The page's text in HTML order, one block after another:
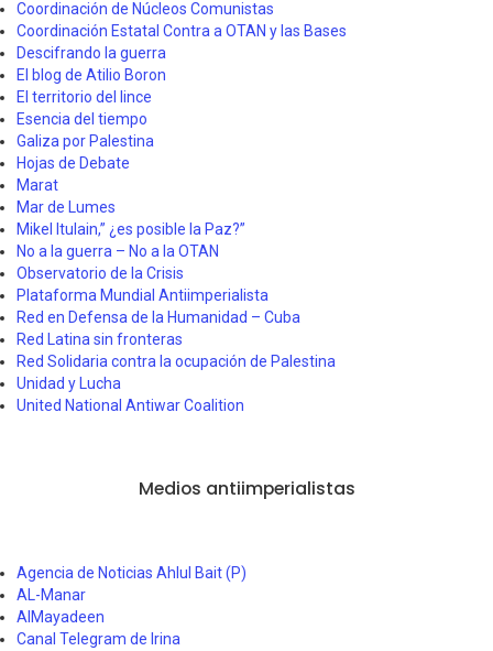
Coordinación de Núcleos Comunistas
Coordinación Estatal Contra a OTAN y las Bases
Descifrando la guerra
El blog de Atilio Boron
El territorio del lince
Esencia del tiempo
Galiza por Palestina
Hojas de Debate
Marat
Mar de Lumes
Mikel Itulain,” ¿es posible la Paz?”
No a la guerra – No a la OTAN
Observatorio de la Crisis
Plataforma Mundial Antiimperialista
Red en Defensa de la Humanidad – Cuba
Red Latina sin fronteras
Red Solidaria contra la ocupación de Palestina
Unidad y Lucha
United National Antiwar Coalition
Medios antiimperialistas
Agencia de Noticias Ahlul Bait (P)
AL-Manar
AlMayadeen
Canal Telegram de Irina